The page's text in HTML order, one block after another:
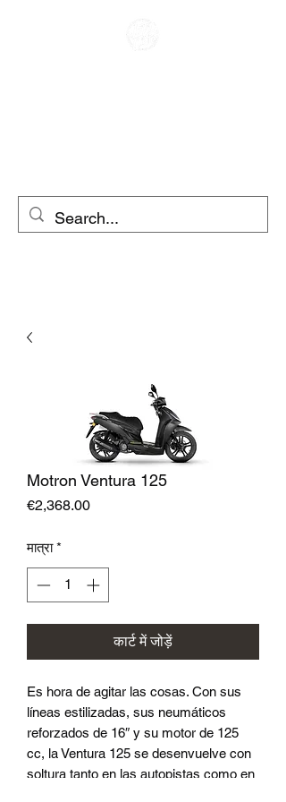
Motron Ventura 125
€2,368.00मूल्य
मात्रा *
कार्ट में जोड़ें
Es hora de agitar las cosas. Con sus
líneas estilizadas, sus neumáticos
reforzados de 16″ y su motor de 125
cc, la Ventura 125 se desenvuelve con
soltura tanto en las autopistas como en